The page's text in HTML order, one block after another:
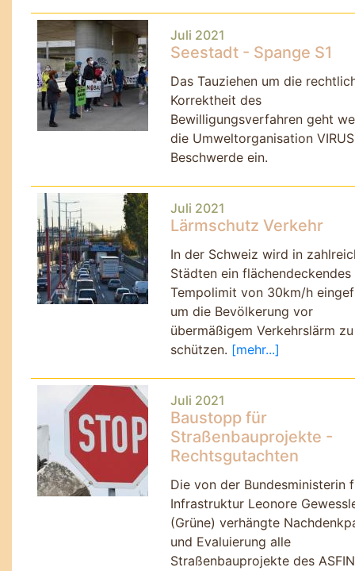
Juli 2021
Seestadt - Spange S1
Das Tauziehen um die
Korrektheit des
Bewilligungsverfahren geht
die Umweltorganisation
Beschwerde ein.
Juli 2021
Lärmschutz Verkehr
In der Schweiz wird in
Städten ein flächendeckendes
Tempolimit von 30km/h
um die Bevölkerung vor
übermäßigem Verkehrslärm zu
schützen. [mehr...]
Juli 2021
Baustopp für
Straßenbauprojekte -
Rechtsgutachten
Die von der Bundesministerin
Infrastruktur Leonore
(Grüne) verhängte
und Evaluierung alle
Straßenbauprojekte des